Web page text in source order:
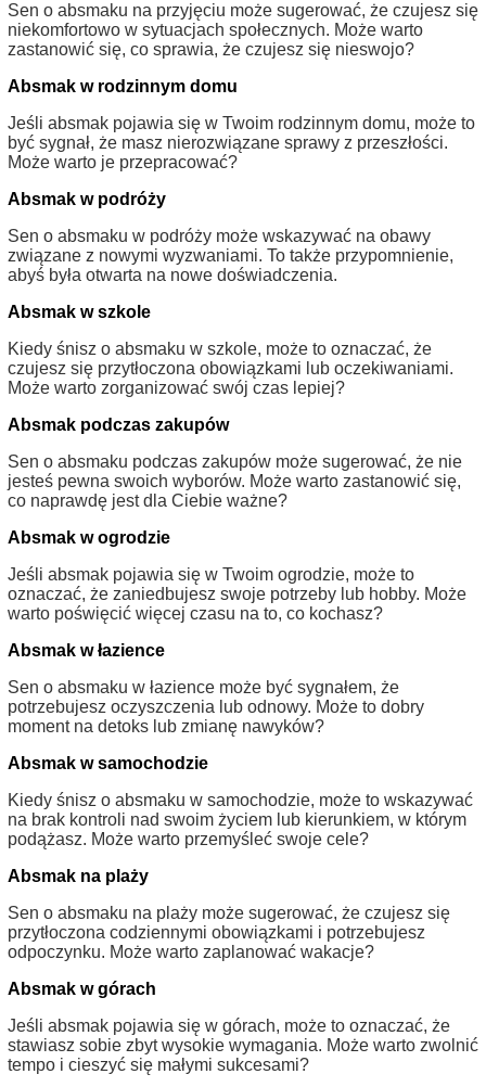
Sen o absmaku na przyjęciu może sugerować, że czujesz się
niekomfortowo w sytuacjach społecznych. Może warto
zastanowić się, co sprawia, że czujesz się nieswojo?
Absmak w rodzinnym domu
Jeśli absmak pojawia się w Twoim rodzinnym domu, może to
być sygnał, że masz nierozwiązane sprawy z przeszłości.
Może warto je przepracować?
Absmak w podróży
Sen o absmaku w podróży może wskazywać na obawy
związane z nowymi wyzwaniami. To także przypomnienie,
abyś była otwarta na nowe doświadczenia.
Absmak w szkole
Kiedy śnisz o absmaku w szkole, może to oznaczać, że
czujesz się przytłoczona obowiązkami lub oczekiwaniami.
Może warto zorganizować swój czas lepiej?
Absmak podczas zakupów
Sen o absmaku podczas zakupów może sugerować, że nie
jesteś pewna swoich wyborów. Może warto zastanowić się,
co naprawdę jest dla Ciebie ważne?
Absmak w ogrodzie
Jeśli absmak pojawia się w Twoim ogrodzie, może to
oznaczać, że zaniedbujesz swoje potrzeby lub hobby. Może
warto poświęcić więcej czasu na to, co kochasz?
Absmak w łazience
Sen o absmaku w łazience może być sygnałem, że
potrzebujesz oczyszczenia lub odnowy. Może to dobry
moment na detoks lub zmianę nawyków?
Absmak w samochodzie
Kiedy śnisz o absmaku w samochodzie, może to wskazywać
na brak kontroli nad swoim życiem lub kierunkiem, w którym
podążasz. Może warto przemyśleć swoje cele?
Absmak na plaży
Sen o absmaku na plaży może sugerować, że czujesz się
przytłoczona codziennymi obowiązkami i potrzebujesz
odpoczynku. Może warto zaplanować wakacje?
Absmak w górach
Jeśli absmak pojawia się w górach, może to oznaczać, że
stawiasz sobie zbyt wysokie wymagania. Może warto zwolnić
tempo i cieszyć się małymi sukcesami?